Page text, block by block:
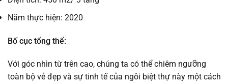
Năm thực hiện: 2020
Bố cục tổng thể:
Với góc nhìn từ trên cao, chúng ta có thể chiêm ngưỡng
toàn bộ vẻ đẹp và sự tinh tế của ngôi biệt thự này một cách